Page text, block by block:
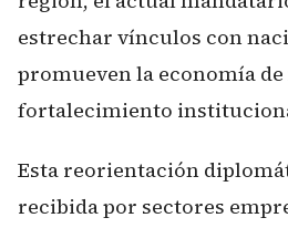
estrechar vínculos con
promueven la economía
fortalecimiento
Esta reorientación
recibida por sectores